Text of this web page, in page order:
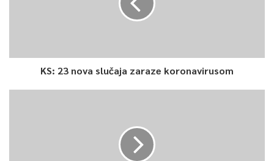
KS: 23 nova slučaja zaraze koronavirusom